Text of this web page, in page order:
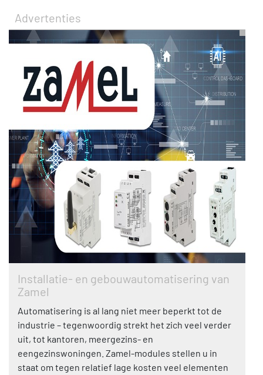
Advertenties
Installatie- en gebouwautomatisering van
Zamel
Automatisering is al lang niet meer beperkt tot de
industrie – tegenwoordig strekt het zich veel verder
uit, tot kantoren, meergezins- en
eengezinswoningen. Zamel-modules stellen u in
staat om tegen relatief lage kosten veel elementen